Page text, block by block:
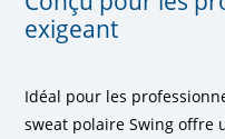
exigeant
Idéal pour les
sweat polaire Swing offre